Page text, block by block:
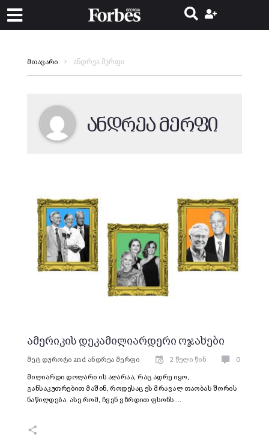
მთავარი ანდრეა მერფი
ანდრეა მერფი
ამერიკის დეკამილიარდერი ოჯახები
მეტ დუროტი and ანდრეა მერფი 2 წელი წინ 0
მილიარდი დოლარი ის აღარაა, რაც ადრე იყო,
განსაკუთრებით მაშინ, როდესაც ეს მრავალ თაობას შორის
ნაწილდება. ასე რომ, ჩვენ ვზრდით ფსონს.…